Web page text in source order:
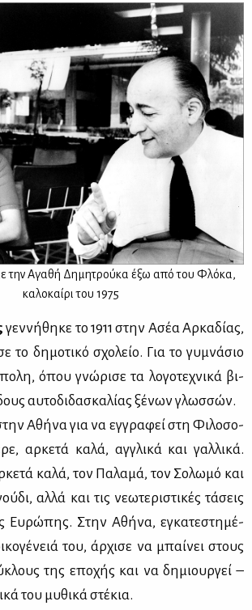
την Αγα­θή Δη­μη­τρού­κα έξω από του Φλό­κα,
κα­λο­καί­ρι του 1975
γεν­νή­θη­κε το 1911 στην Ασέα Αρ­κα­δί­ας,
το δη­μο­τι­κό σχο­λείο. Για το γυ­μνά­σιο
όπου γνώ­ρι­σε τα λο­γο­τε­χνι­κά βι­
αυ­το­δι­δα­σκα­λί­ας ξέ­νων γλωσ­σών.
Αθή­να για να εγ­γρα­φεί στη Φι­λο­σο­
αρ­κε­τά κα­λά, αγ­γλι­κά και γαλ­λι­κά.
κα­λά, τον Πα­λα­μά, τον Σο­λω­μό και
αλ­λά και τις νε­ω­τε­ρι­στι­κές τά­σεις
Ευ­ρώ­πης. Στην Αθή­να, εγκα­τε­στη­μέ­
του, άρ­χι­σε να μπαί­νει στους
της επο­χής και να δη­μιουρ­γεί –
του μυ­θι­κά στέ­κια.